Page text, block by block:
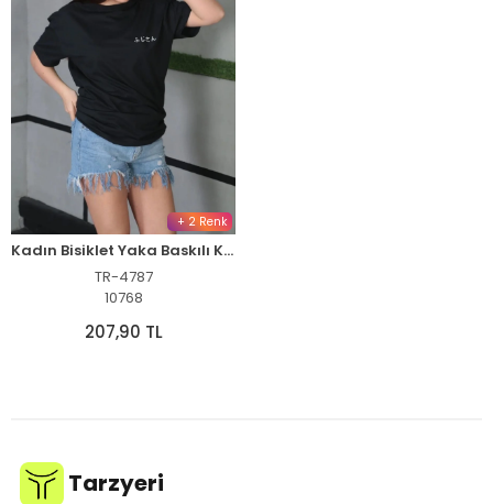
+ 2 Renk
Kadın Bisiklet Yaka Baskılı Kısa kol Oversize T-Shirt - Siyah
TR-4787
10768
207,90 TL
Tarzyeri